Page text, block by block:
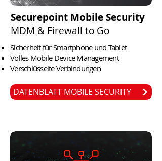
Securepoint Mobile Security
MDM & Firewall to Go
Sicherheit für Smartphone und Tablet
Volles Mobile Device Management
Verschlüsselte Verbindungen
DATENBLATT MOBILE SECURITY